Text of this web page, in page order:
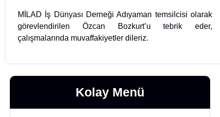
MİLAD İş Dünyası Derneği Adıyaman temsilcisi olarak
görevlendirilen Özcan Bozkurt’u tebrik eder,
çalışmalarında muvaffakiyetler dileriz.
Kolay Menü